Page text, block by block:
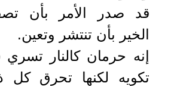
قد صدر الأمر بأن
الخير بأن تنتشر وتعين.
إنه حرمان كالنار
تكويه لكنها تحرق